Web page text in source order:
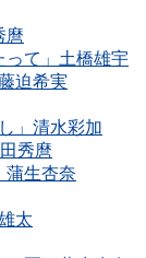
麿
って」土橋雄宇
迫希実
」清水彩加
秀麿
蒲生杏奈
太